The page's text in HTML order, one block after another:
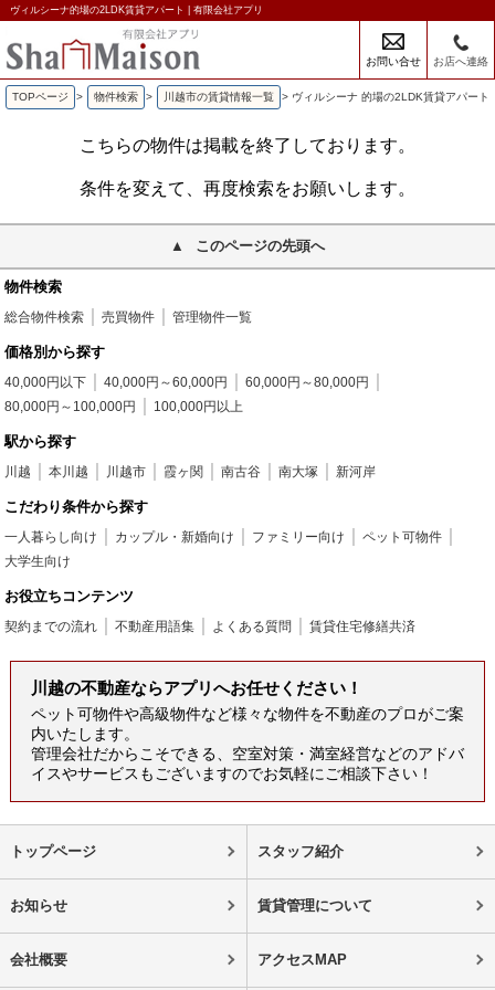
ヴィルシーナ的場の2LDK賃貸アパート | 有限会社アプリ
お問い合せ お店へ連絡
TOPページ > 物件検索 > 川越市の賃貸情報一覧 > ヴィルシーナ 的場の2LDK賃貸アパート
こちらの物件は掲載を終了しております。
条件を変えて、再度検索をお願いします。
このページの先頭へ
物件検索
総合物件検索 売買物件 管理物件一覧
価格別から探す
40,000円以下 40,000円～60,000円
60,000円～80,000円
80,000円～100,000円
100,000円以上
駅から探す
川越 本川越 川越市 霞ヶ関 南古谷 南大塚 新河岸
こだわり条件から探す
一人暮らし向け カップル・新婚向け ファミリー向け
ペット可物件
大学生向け
お役立ちコンテンツ
契約までの流れ 不動産用語集 よくある質問 賃貸住宅修繕共済
川越の不動産ならアプリへお任せください！
ペット可物件や高級物件など様々な物件を不動産のプロがご案
内いたします。
管理会社だからこそできる、空室対策・満室経営などのアドバ
イスやサービスもございますのでお気軽にご相談下さい！
トップページ スタッフ紹介
お知らせ 賃貸管理について
会社概要 アクセスMAP